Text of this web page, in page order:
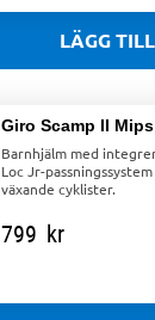
Giro Scamp II
Barnhjälm med
Loc Jr-
växande cyklister.
799 kr